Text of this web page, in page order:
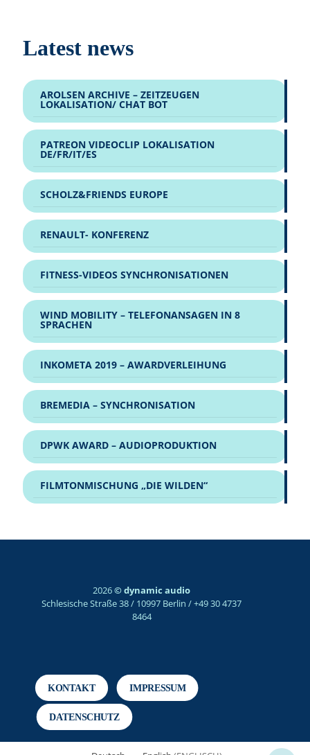
Latest news
AROLSEN ARCHIVE – ZEITZEUGEN
LOKALISATION/ CHAT BOT
PATREON VIDEOCLIP LOKALISATION
DE/FR/IT/ES
SCHOLZ&FRIENDS EUROPE
RENAULT- KONFERENZ
FITNESS-VIDEOS SYNCHRONISATIONEN
WIND MOBILITY – TELEFONANSAGEN IN 8
SPRACHEN
INKOMETA 2019 – AWARDVERLEIHUNG
BREMEDIA – SYNCHRONISATION
DPWK AWARD – AUDIOPRODUKTION
FILMTONMISCHUNG „DIE WILDEN“
2026© dynamic audio
Schlesische Straße 38 / 10997 Berlin / +49 30 4737
8464
KONTAKT IMPRESSUM
DATENSCHUTZ